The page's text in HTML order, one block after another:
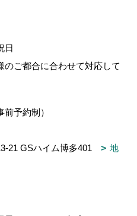
日
のご都合に合わせて対応して
予約制）
21 GSハイム博多401
地